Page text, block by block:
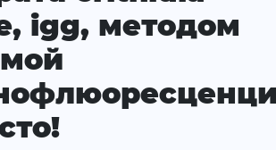
igg, методом